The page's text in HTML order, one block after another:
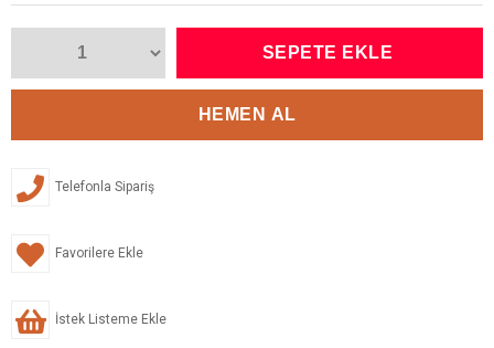
Telefonla Sipariş
Favorilere Ekle
İstek Listeme Ekle